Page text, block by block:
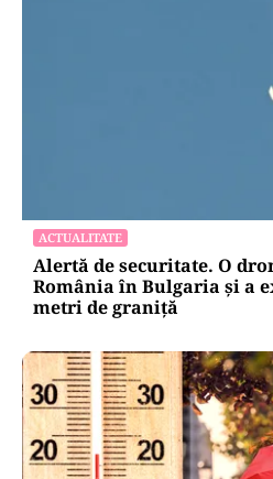
ACTUALITATE
Alertă de securitate. O
România în Bulgaria şi a
metri de graniţă